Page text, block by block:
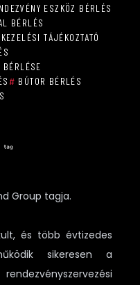
ESZKÖZ BÉRLÉS
BÉRLÉS
TÁJÉKOZTATÓ
BÉRLÉSE
# BÚTOR BÉRLÉS
Group tagja.
és több évtizedes
sikeresen a